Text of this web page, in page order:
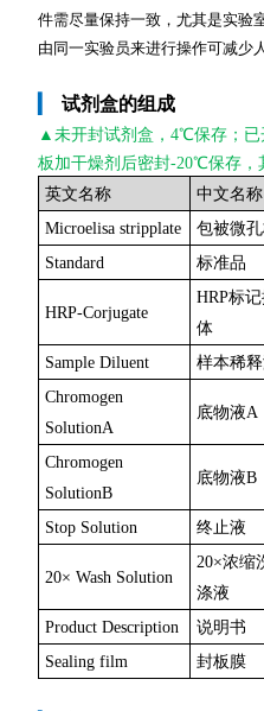
件需尽量保持一致，尤其是实验
由同一实验员来进行操作可减少
试剂盒的组成
▲未开封试剂盒，4℃保存；
板加干燥剂后密封-20℃保存，
英文名称
中文名称
Microelisa stripplate
包被微孔
Standard
标准品
HRP-Corjugate
HRP标
体
Sample Diluent 样本稀
Chromogen
SolutionA
底物液A
Chromogen
SolutionB
底物液B
Stop Solution 终止液
20× Wash Solution
20×浓缩
涤液
Product Description 说明书
Sealing film
封板膜